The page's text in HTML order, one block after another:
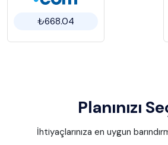
₺668.04
Planınızı
İhtiyaçlarınıza en uygun